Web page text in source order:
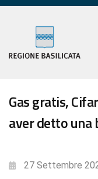
Gas gratis,
aver detto una
27 Settembre